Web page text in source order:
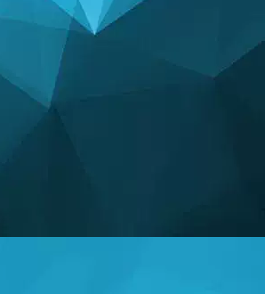
14249 Mängud